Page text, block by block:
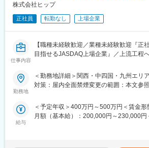
株式会社ヒップ
正社員 転勤なし 上場企業
仕事内容
【職種未経験歓迎／業種未経験歓迎『正
目指せるJASDAQ上場企業』／上流工程
■担当業務：
エンジニアとしてキャリアを積んでいく
きます。
＜具体的には＞
勤務地
＜勤務地詳細＞関西・中四国・九州エリ
対策：屋内全面禁煙変更の範囲：本文参照
給与
＜予定年収＞400万円～500万円＜賃金形
月額（基本給）：200,000円～230,000